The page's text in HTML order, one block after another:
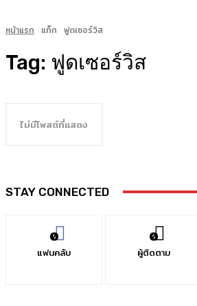
หน้าแรก แท็ก ฟูดเซอร์วิส
Tag: ฟูดเซอร์วิส
ไม่มีโพสต์ที่แสดง
STAY CONNECTED
0
แฟนคลับ
0
ผู้ติดตาม